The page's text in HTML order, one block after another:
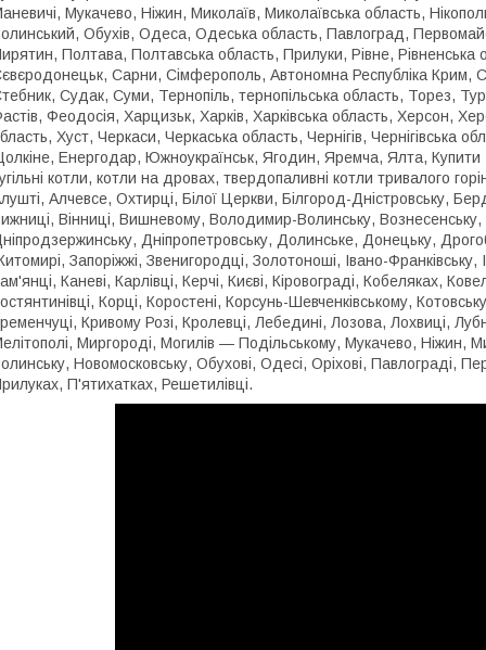
Мукачево, Ніжин, Миколаїв, Миколаївська область,
Обухів, Одеса, Одеська область, Павлоград,
Полтава, Полтавська область, Прилуки, Рівне,
Сарни, Сімферополь, Автономна Республіка Крим,
Судак, Суми, Тернопіль, тернопільська область, Торез,
Феодосія, Харцизьк, Харків, Харківська область, Херсон,
Хуст, Черкаси, Черкаська область, Чернігів, Чернігівська
Енергодар, Южноукраїнськ, Ягодин, Яремча, Ялта, Купити
котли, котли на дровах, твердопаливні котли тривалого
Алчевсе, Охтирці, Білої Церкви, Білгород-Дністровську,
Вінниці, Вишневому, Володимир-Волинську, Вознесенську,
Дніпропетровську, Долинське, Донецьку,
Запоріжжі, Звенигородці, Золотоноші, Івано-Франківську,
Каневі, Карлівці, Керчі, Києві, Кіровограді, Кобеляках,
Корці, Коростені, Корсунь-Шевченківському,
Кривому Розі, Кролевці, Лебедині, Лозова, Лохвиці,
Миргороді, Могилів — Подільському, Мукачево, Ніжин,
Новомосковську, Обухові, Одесі, Оріхові, Павлограді,
П'ятихатках, Решетилівці.